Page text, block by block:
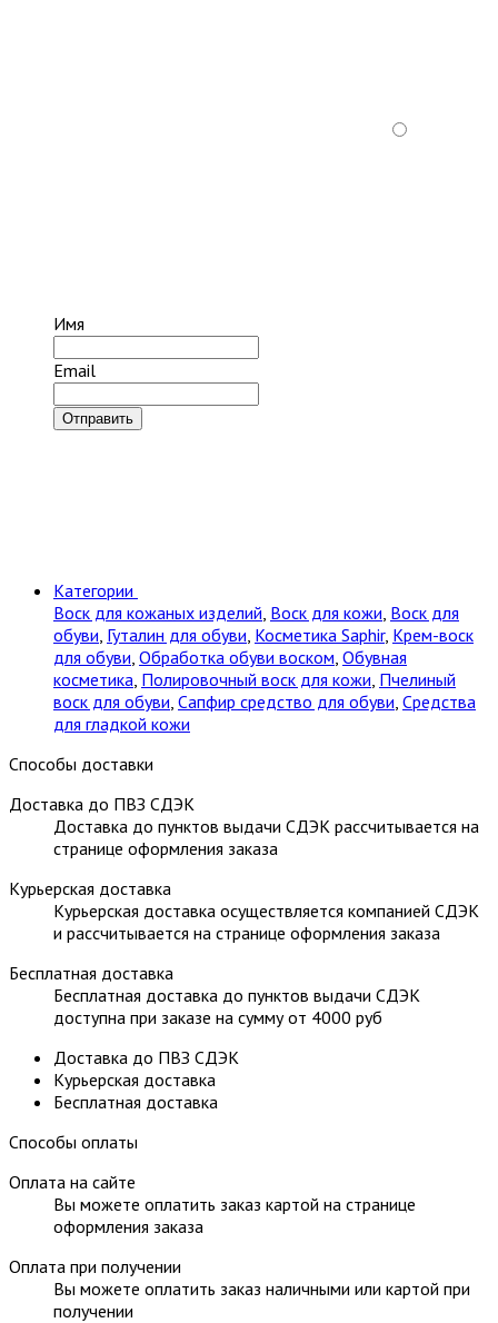
Имя
Email
Отправить
Категории
Воск для кожаных изделий Воск для кожи Воск для
обуви Гуталин для обуви Косметика Saphir, Крем-воск
для обуви Обработка обуви воском Обувная
косметика Полировочный воск для кожи Пчелиный
воск для обуви Сапфир средство для обуви Средства
для гладкой кожи
Способы доставки
Доставка до ПВЗ СДЭК
Доставка до пунктов выдачи СДЭК рассчитывается на
странице оформления заказа
Курьерская доставка
Курьерская доставка осуществляется компанией СДЭК
и рассчитывается на странице оформления заказа
Бесплатная доставка
Бесплатная доставка до пунктов выдачи СДЭК
доступна при заказе на сумму от 4000 руб
Доставка до ПВЗ СДЭК
Курьерская доставка
Бесплатная доставка
Способы оплаты
Оплата на сайте
Вы можете оплатить заказ картой на странице
оформления заказа
Оплата при получении
Вы можете оплатить заказ наличными или картой при
получении